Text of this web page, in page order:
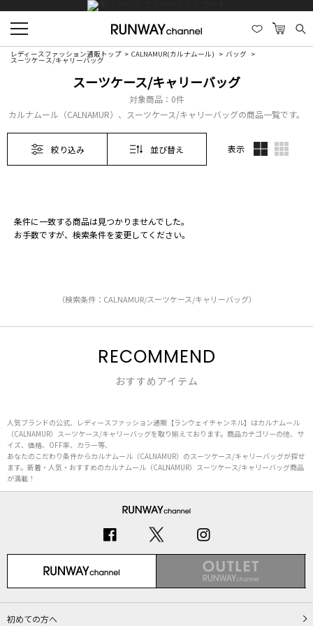
レディースファッション通販トップ CALNAMUR(カルナムール) バッグ
スーツケース/キャリーバッグ
スーツケース/キャリーバッグ
対象商品： 0件
カルナムール（CALNAMUR）、スーツケース/キャリーバッグの商品一覧です。
絞り込み 並び替え 表示
条件に一致する商品は見つかりませんでした。
お手数ですが、検索条件を変更してください。
（検索条件：CALNAMUR/スーツケース/キャリーバッグ）
RECOMMEND
おすすめアイテム
人気ブランドの公式、レディースファッション通販【ランウェイチャンネル】はカルナムール
（CALNAMUR）スーツケース/キャリーバッグを取り揃えております。商品カテゴリーの他、サ
イズ、価格、OFF率、カラー等、
あなたのこだわり条件からカルナムール（CALNAMUR）のスーツケース/キャリーバッグが探せ
ます。新着・人気・おすすめのカルナムール（CALNAMUR）スーツケース/キャリーバッグ商品
が満載！
初めての方へ